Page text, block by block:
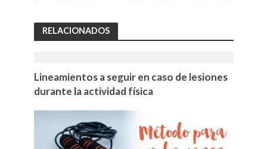
RELACIONADOS
Lineamientos a seguir en caso de lesiones
durante la actividad física